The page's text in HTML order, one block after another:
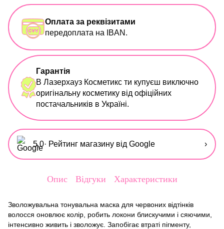
Оплата за реквізитами
передоплата на IBAN.
Гарантія
В Лазерхауз Косметикс ти купуєш виключно
оригінальну косметику від офіційних
постачальників в Україні.
5,0· Рейтинг магазину від Google ›
Опис Відгуки Характеристики
Зволожувальна тонувальна маска для червоних відтінків
волосся оновлює колір, робить локони блискучими і сяючими,
інтенсивно живить і зволожує. Запобігає втраті пігменту,